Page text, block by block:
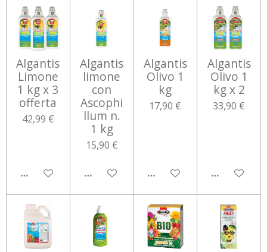
Algantis
Limone
1 kg x 3
offerta
42,99 €
AGGIUNGI AL CARRELLO
Algantis
limone
con
Ascophi
llum n.
1 kg
15,90 €
AGGIUNGI AL CARRELLO
Algantis
Olivo 1
kg
17,90 €
AGGIUNGI AL CARRELLO
Algantis
Olivo 1
kg x 2
33,90 €
AGGIUNGI